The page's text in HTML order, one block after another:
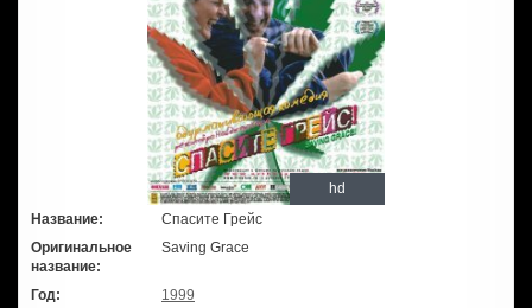
hd
Название:
Спасите Грейс
Оригинальное
название:
Saving Grace
Год:
1999